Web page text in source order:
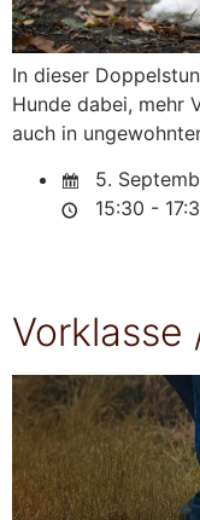
In dieser
Hunde dabei, mehr
auch in
5.
15:30 -
Vorklasse